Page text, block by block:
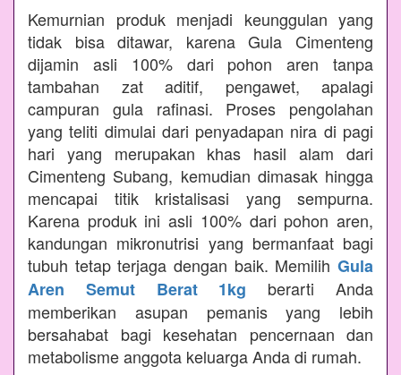
Kemurnian produk menjadi keunggulan yang
tidak bisa ditawar, karena Gula Cimenteng
dijamin asli 100% dari pohon aren tanpa
tambahan zat aditif, pengawet, apalagi
campuran gula rafinasi. Proses pengolahan
yang teliti dimulai dari penyadapan nira di pagi
hari yang merupakan khas hasil alam dari
Cimenteng Subang, kemudian dimasak hingga
mencapai titik kristalisasi yang sempurna.
Karena produk ini asli 100% dari pohon aren,
kandungan mikronutrisi yang bermanfaat bagi
tubuh tetap terjaga dengan baik. Memilih Gula
Aren Semut Berat 1kg berarti Anda
memberikan asupan pemanis yang lebih
bersahabat bagi kesehatan pencernaan dan
metabolisme anggota keluarga Anda di rumah.